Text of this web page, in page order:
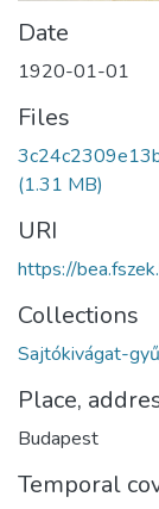
Date
1920-01-01
Files
(1.31 MB)
URI
https://
Collections
Sajtókivágat-
Place,
Budapest
Temporal